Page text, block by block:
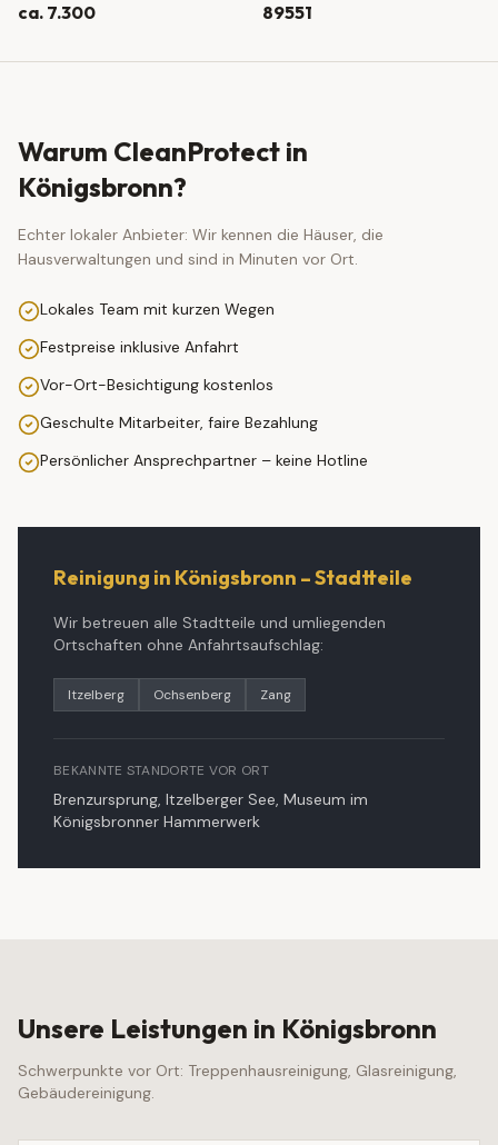
ca. 7.300 89551
Warum CleanProtect in
Königsbronn?
Echter lokaler Anbieter: Wir kennen die Häuser, die
Hausverwaltungen und sind in Minuten vor Ort.
Lokales Team mit kurzen Wegen
Festpreise inklusive Anfahrt
Vor-Ort-Besichtigung kostenlos
Geschulte Mitarbeiter, faire Bezahlung
Persönlicher Ansprechpartner – keine Hotline
Reinigung in Königsbronn – Stadtteile
Wir betreuen alle Stadtteile und umliegenden
Ortschaften ohne Anfahrtsaufschlag:
Itzelberg Ochsenberg Zang
BEKANNTE STANDORTE VOR ORT
Brenzursprung, Itzelberger See, Museum im
Königsbronner Hammerwerk
Unsere Leistungen in Königsbronn
Schwerpunkte vor Ort: Treppenhausreinigung, Glasreinigung,
Gebäudereinigung.